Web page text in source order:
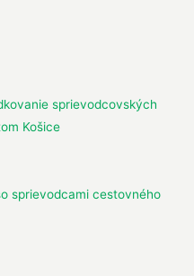
sprievodcovských
Košice
sprievodcami cestovného